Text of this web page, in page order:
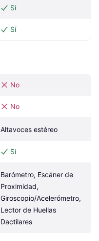
Sí
Sí
No
No
Altavoces estéreo
Sí
Barómetro, Escáner de
Proximidad,
Giroscopio/Acelerómetro,
Lector de Huellas
Dactilares